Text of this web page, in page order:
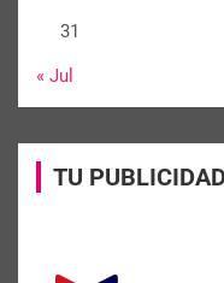
31
« Jul
TU